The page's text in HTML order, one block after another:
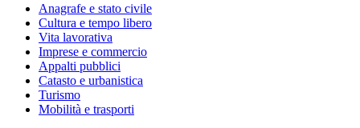
Anagrafe e stato civile
Cultura e tempo libero
Vita lavorativa
Imprese e commercio
Appalti pubblici
Catasto e urbanistica
Turismo
Mobilità e trasporti